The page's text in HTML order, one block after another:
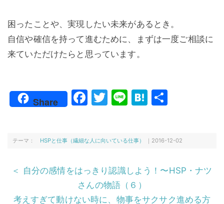
困ったことや、実現したい未来があるとき。
自信や確信を持って進むために、まずは一度ご相談に
来ていただけたらと思っています。
Share
F
e
o
o
T
er
Li H
n
テーマ： HSPと仕事（繊細な人に向いている仕事） ｜2016-12-02
＜ 自分の感情をはっきり認識しよう！〜HSP・ナツ
さんの物語（６）
考えすぎて動けない時に、物事をサクサク進める方